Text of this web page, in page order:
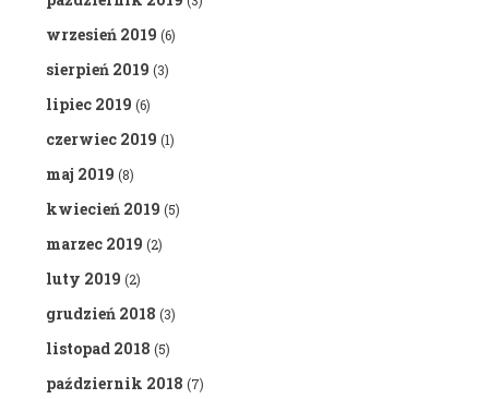
wrzesień 2019 (6)
sierpień 2019 (3)
lipiec 2019 (6)
czerwiec 2019 (1)
maj 2019 (8)
kwiecień 2019 (5)
marzec 2019 (2)
luty 2019 (2)
grudzień 2018 (3)
listopad 2018 (5)
październik 2018 (7)